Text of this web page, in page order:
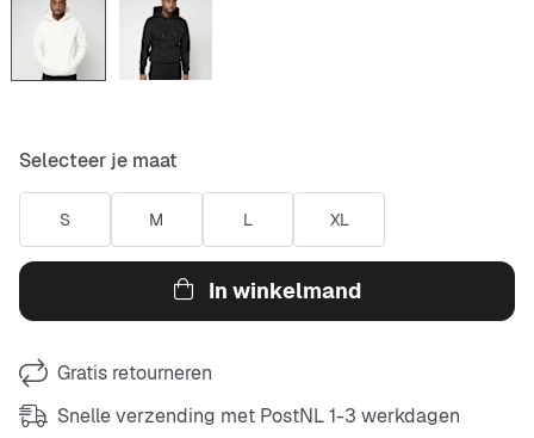
Selecteer je maat
S M L XL
In winkelmand
Gratis retourneren
Snelle verzending met PostNL 1-3 werkdagen